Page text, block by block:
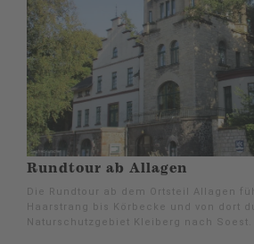
Rundtour ab Allagen
Die Rundtour ab dem Ortsteil Allagen
Haarstrang bis Körbecke und von dort
Naturschutzgebiet Kleiberg nach Soest.